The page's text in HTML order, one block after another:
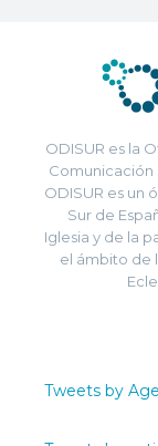
ODISUR es la
Comunicación
ODISUR es un
Sur de
Iglesia y de la
el ámbito de
Tweets by